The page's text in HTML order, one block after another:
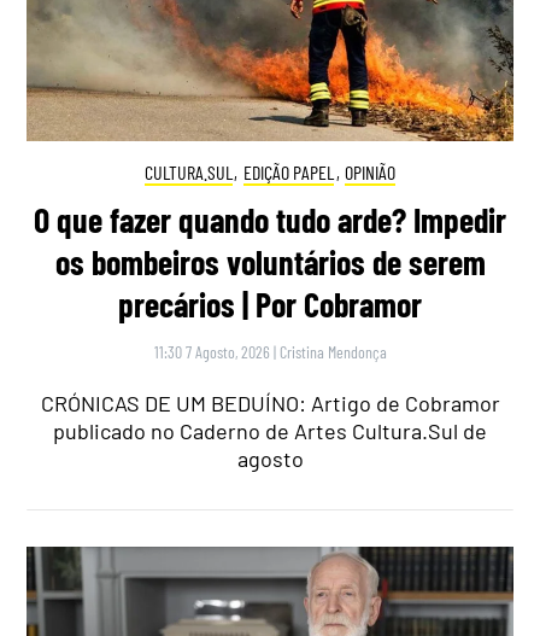
CULTURA.SUL , EDIÇÃO PAPEL , OPINIÃO
O que fazer quando tudo arde? Impedir
os bombeiros voluntários de serem
precários | Por Cobramor
11:30 7 Agosto, 2026 | Cristina Mendonça
CRÓNICAS DE UM BEDUÍNO: Artigo de Cobramor
publicado no Caderno de Artes Cultura.Sul de
agosto